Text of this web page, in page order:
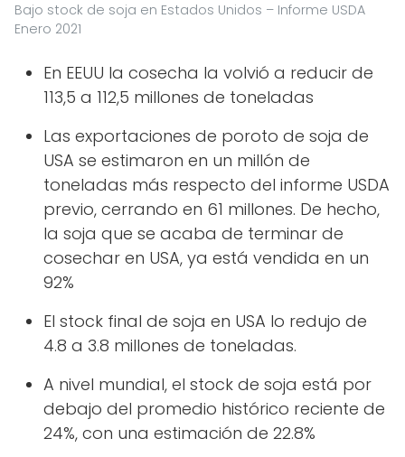
Bajo stock de soja en Estados Unidos – Informe USDA
Enero 2021
En EEUU la cosecha la volvió a reducir de
113,5 a 112,5 millones de toneladas
Las exportaciones de poroto de soja de
USA se estimaron en un millón de
toneladas más respecto del informe USDA
previo, cerrando en 61 millones. De hecho,
la soja que se acaba de terminar de
cosechar en USA, ya está vendida en un
92%
El stock final de soja en USA lo redujo de
4.8 a 3.8 millones de toneladas.
A nivel mundial, el stock de soja está por
debajo del promedio histórico reciente de
24%, con una estimación de 22.8%